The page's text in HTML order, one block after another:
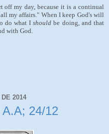
off my day, because it is a continual
my affairs." When I keep God's will
do what Ishouldbe doing, and that
with God.
2014
24/12